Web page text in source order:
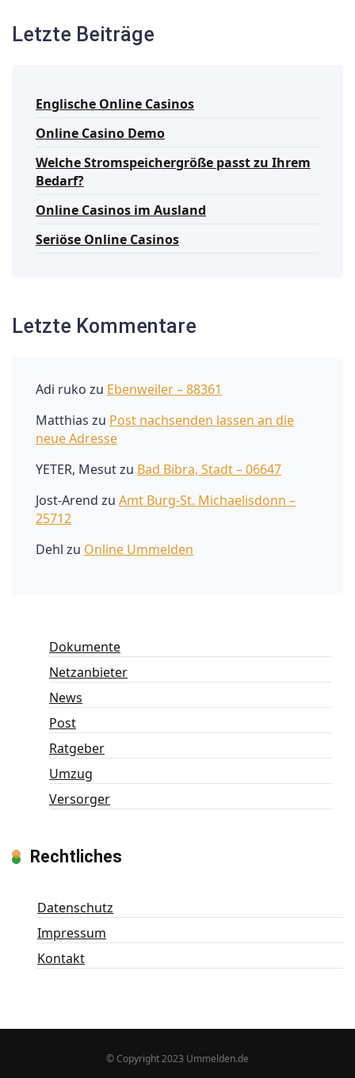
Letzte Beiträge
Englische Online Casinos
Online Casino Demo
Welche Stromspeichergröße passt zu Ihrem
Bedarf?
Online Casinos im Ausland
Seriöse Online Casinos
Letzte Kommentare
Adi ruko zu Ebenweiler – 88361
Matthias zu Post nachsenden lassen an die
neue Adresse
YETER, Mesutzu Bad Bibra, Stadt – 06647
Jost-Arend zu Amt Burg-St. Michaelisdonn –
25712
Dehl zu Online Ummelden
Dokumente
Netzanbieter
News
Post
Ratgeber
Umzug
Versorger
Rechtliches
Datenschutz
Impressum
Kontakt
© Copyright 2023 Ummelden.de